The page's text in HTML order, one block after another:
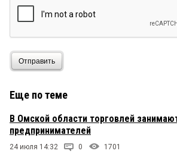
Отправить
Еще по теме
В Омской области торговлей
предпринимателей
24 июля 14:32 0 1701